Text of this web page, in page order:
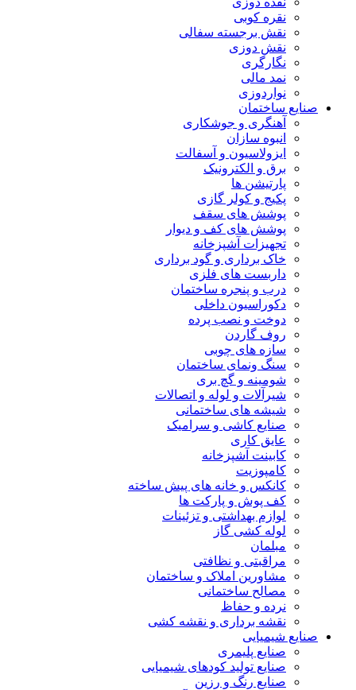
نقره کوبی
نقش برجسته سفالی
نقش دوزی
نگارگری
نمد مالی
نواردوزی
صنایع ساختمان
آهنگری و جوشکاری
انبوه سازان
ایزولاسیون و آسفالت
برق و الکترونیک
پارتیشن ها
پکیج و کولر گازی
پوشش های سقف
پوشش های کف و دیوار
تجهیزات آشپزخانه
خاک برداری و گود برداری
داربست های فلزی
درب و پنجره ساختمان
دکوراسیون داخلی
دوخت و نصب پرده
روف گاردن
سازه های چوبی
سنگ ونمای ساختمان
شومینه و گچ بری
شیرآلات و لوله و اتصالات
شیشه های ساختمانی
صنایع کاشی و سرامیک
عایق کاری
کابینت آشپزخانه
کامپوزیت
کانکس و خانه های پیش ساخته
کف پوش و پارکت ها
لوازم بهداشتی و تزئینات
لوله کشی گاز
مبلمان
مراقبتی و نظافتی
مشاورین املاک و ساختمان
مصالح ساختمانی
نرده و حفاظ
نقشه برداری و نقشه کشی
صنایع شیمیایی
صنایع پلیمری
صنایع تولید کودهای شیمیایی
صنایع رنگ و رزین